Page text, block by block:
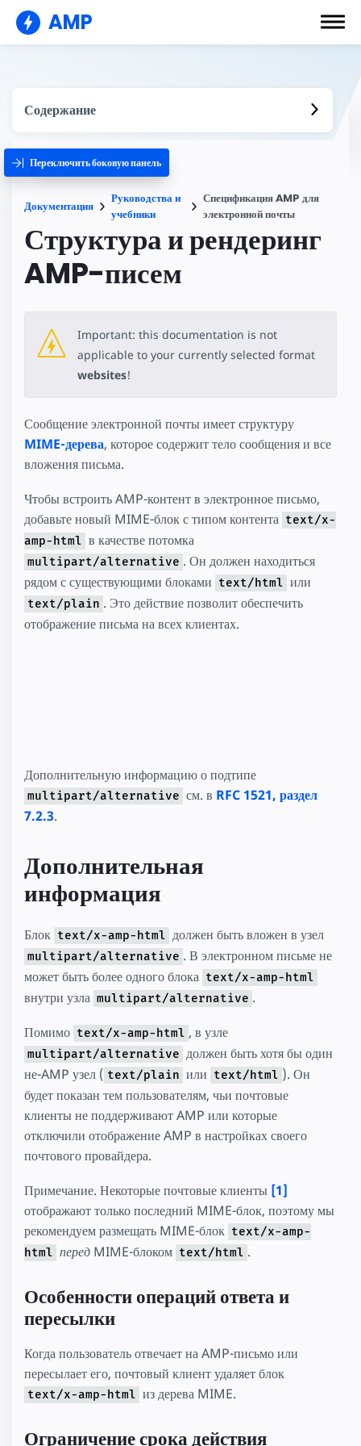
AMP
Содержание
Переключить боковую панель
Документация
Руководства и
учебники
Спецификация AMP для
электронной почты
Структура и рендеринг
AMP-писем
Important: this documentation is not
applicable to your currently selected format
websites!
Сообщение электронной почты имеет структуру
MIME-дерева, которое содержит тело сообщения и все
вложения письма.
Чтобы встроить AMP-контент в электронное письмо,
добавьте новый MIME-блок с типом контента text/x-
amp-html в качестве потомка
multipart/alternative . Он должен находиться
рядом с существующими блоками text/html или
text/plain . Это действие позволит обеспечить
отображение письма на всех клиентах.
Дополнительную информацию о подтипе
multipart/alternative см. в RFC 1521, раздел
7.2.3.
Дополнительная
информация
Блок text/x-amp-html должен быть вложен в узел
multipart/alternative . В электронном письме не
может быть более одного блока text/x-amp-html
внутри узла multipart/alternative .
Помимо text/x-amp-html , в узле
multipart/alternative должен быть хотя бы один
не-AMP узел ( text/plain или text/html ). Он
будет показан тем пользователям, чьи почтовые
клиенты не поддерживают AMP или которые
отключили отображение AMP в настройках своего
почтового провайдера.
Примечание. Некоторые почтовые клиенты [1]
отображают только последний MIME-блок, поэтому мы
рекомендуем размещать MIME-блок text/x-amp-
html перед MIME-блоком text/html .
Особенности операций ответа и
пересылки
Когда пользователь отвечает на AMP-письмо или
пересылает его, почтовый клиент удаляет блок
text/x-amp-html из дерева MIME.
Ограничение срока действия